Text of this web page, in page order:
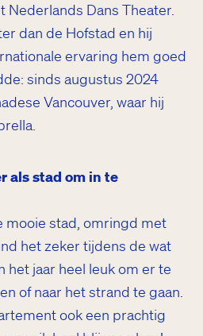
Nederlands Dans Theater.
dan de Hofstad en hij
ervaring hem goed
sinds augustus 2024
Vancouver, waar hij
als stad om in te
mooie stad, omringd met
het zeker tijdens de wat
het jaar heel leuk om er te
of naar het strand te gaan.
ook een prachtig